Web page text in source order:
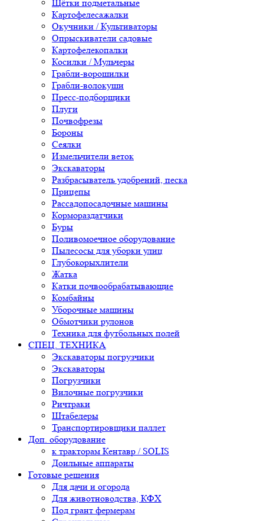
Щётки подметальные
Картофелесажалки
Окучники / Культиваторы
Опрыскиватели садовые
Картофелекопалки
Косилки / Мульчеры
Грабли-ворошилки
Грабли-волокуши
Пресс-подборщики
Плуги
Почвофрезы
Бороны
Сеялки
Измельчители веток
Экскаваторы
Разбрасыватель удобрений, песка
Прицепы
Рассадопосадочные машины
Кормораздатчики
Буры
Поливомоечное оборудование
Пылесосы для уборки улиц
Глубокорыхлители
Жатка
Катки почвообрабатывающие
Комбайны
Уборочные машины
Обмотчики рулонов
Техника для футбольных полей
СПЕЦ. ТЕХНИКА
Экскаваторы погрузчики
Экскаваторы
Погрузчики
Вилочные погрузчики
Ричтраки
Штабелеры
Транспортировщики паллет
Доп. оборудование
к тракторам Кентавр / SOLIS
Доильные аппараты
Готовые решения
Для дачи и огорода
Для животноводства, КФХ
Под грант фермерам